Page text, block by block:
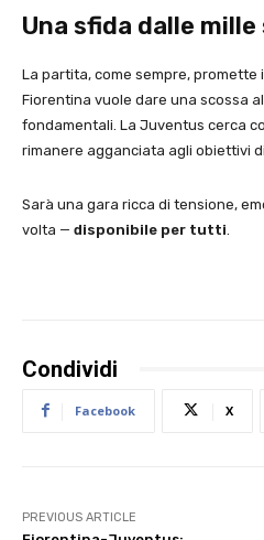
Una sfida dalle
La partita, come sempre,
Fiorentina vuole dare una scossa
fondamentali. La Juventus cerca
rimanere agganciata agli obiettivi
Sarà una gara ricca di tensione,
volta — disponibile per tutti
Condividi
Facebook X
PREVIOUS ARTICLE